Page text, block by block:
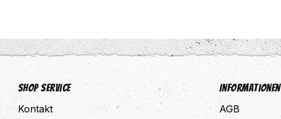
Shop Service
Kontakt
Informationen
AGB